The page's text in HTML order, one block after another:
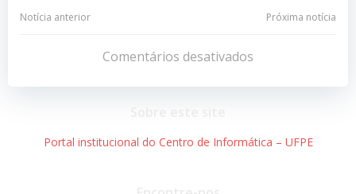
Navegação
Post
Notícia anterior
Navegação
de
Post
Próxima notícia
Comentários desativados
Portal institucional do Centro de Informática – UFPE